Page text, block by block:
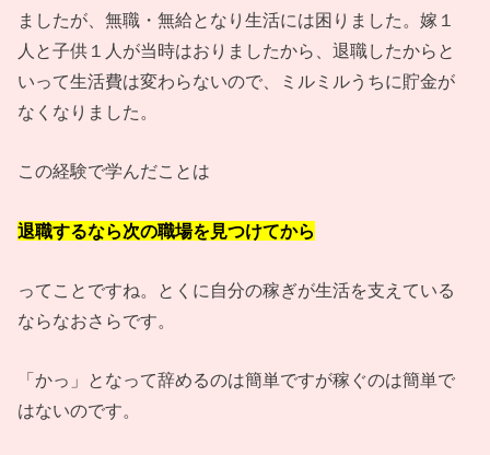
ましたが、無職・無給となり生活には困りました。嫁１
人と子供１人が当時はおりましたから、退職したからと
いって生活費は変わらないので、ミルミルうちに貯金が
なくなりました。
この経験で学んだことは
退職するなら次の職場を見つけてから
ってことですね。とくに自分の稼ぎが生活を支えている
ならなおさらです。
「かっ」となって辞めるのは簡単ですが稼ぐのは簡単で
はないのです。